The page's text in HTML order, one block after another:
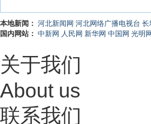
本地新闻： 河北新闻网 河北网络广播电视台 长
国内网站： 中新网 人民网 新华网 中国网 光明网
关于我们
About us
联系我们